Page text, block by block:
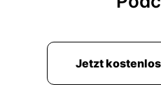
Jetzt